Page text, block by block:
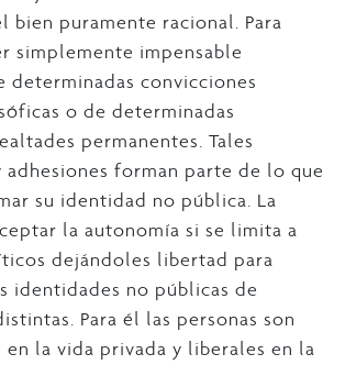
bien puramente racional. Para
simplemente impensable
determinadas convicciones
o de determinadas
permanentes. Tales
adhesiones forman parte de lo que
su identidad no pública. La
la autonomía si se limita a
dejándoles libertad para
identidades no públicas de
Para él las personas son
en la vida privada y liberales en la